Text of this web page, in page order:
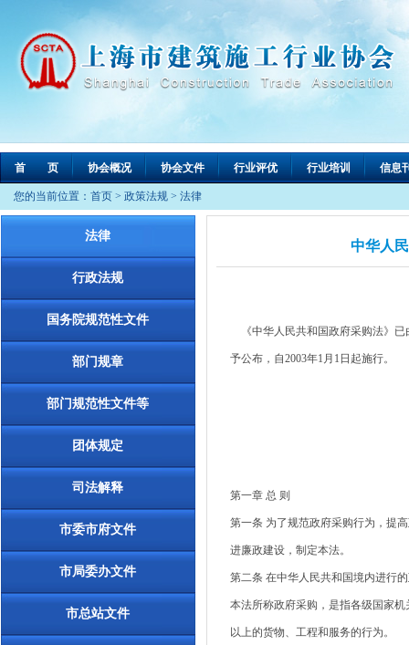
首 页 协会概况 协会文件 行业评优 行业培训 信息
您的当前位置： 首页 > 政策法规 > 法律
法律
行政法规
国务院规范性文件
部门规章
部门规范性文件等
团体规定
司法解释
市委市府文件
市局委办文件
市总站文件
中华人
《中华人民共和国政府采购法》已
予公布，自2003年1月1日起施行。
第一章 总 则
第一条 为了规范政府采购行为，提
进廉政建设，制定本法。
第二条 在中华人民共和国境内进行
本法所称政府采购，是指各级国家
以上的货物、工程和服务的行为。